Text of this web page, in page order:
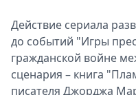
Действие сериала
до событий "Игры
гражданской войне
сценария – книга
писателя Джорджа